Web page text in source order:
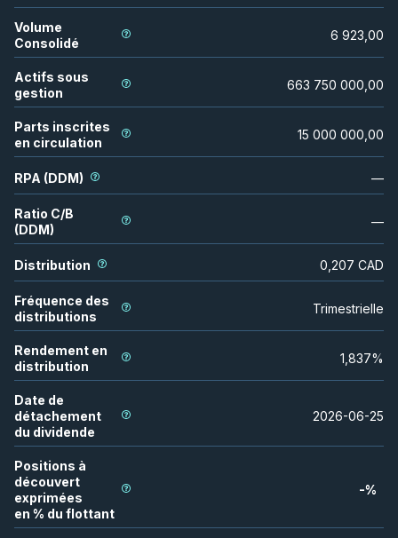
Volume
Consolidé
6 923,00
Actifs sous
gestion
663 750 000,00
Parts inscrites
en circulation
15 000 000,00
RPA (DDM) —
Ratio C/B
(DDM)
—
Distribution 0,207 CAD
Fréquence des
distributions
Trimestrielle
Rendement en
distribution
1,837%
Date de
détachement
du dividende
2026-06-25
Positions à
découvert
exprimées
en % du flottant
-%